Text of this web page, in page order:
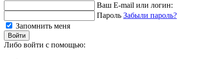
Ваш E-mail или логин:
Пароль Забыли пароль?
Запомнить меня
Войти
Либо войти с помощью: